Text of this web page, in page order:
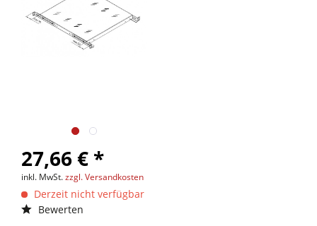
27,66 € *
inkl. MwSt.zzgl. Versandkosten
Derzeit nicht verfügbar
Bewerten